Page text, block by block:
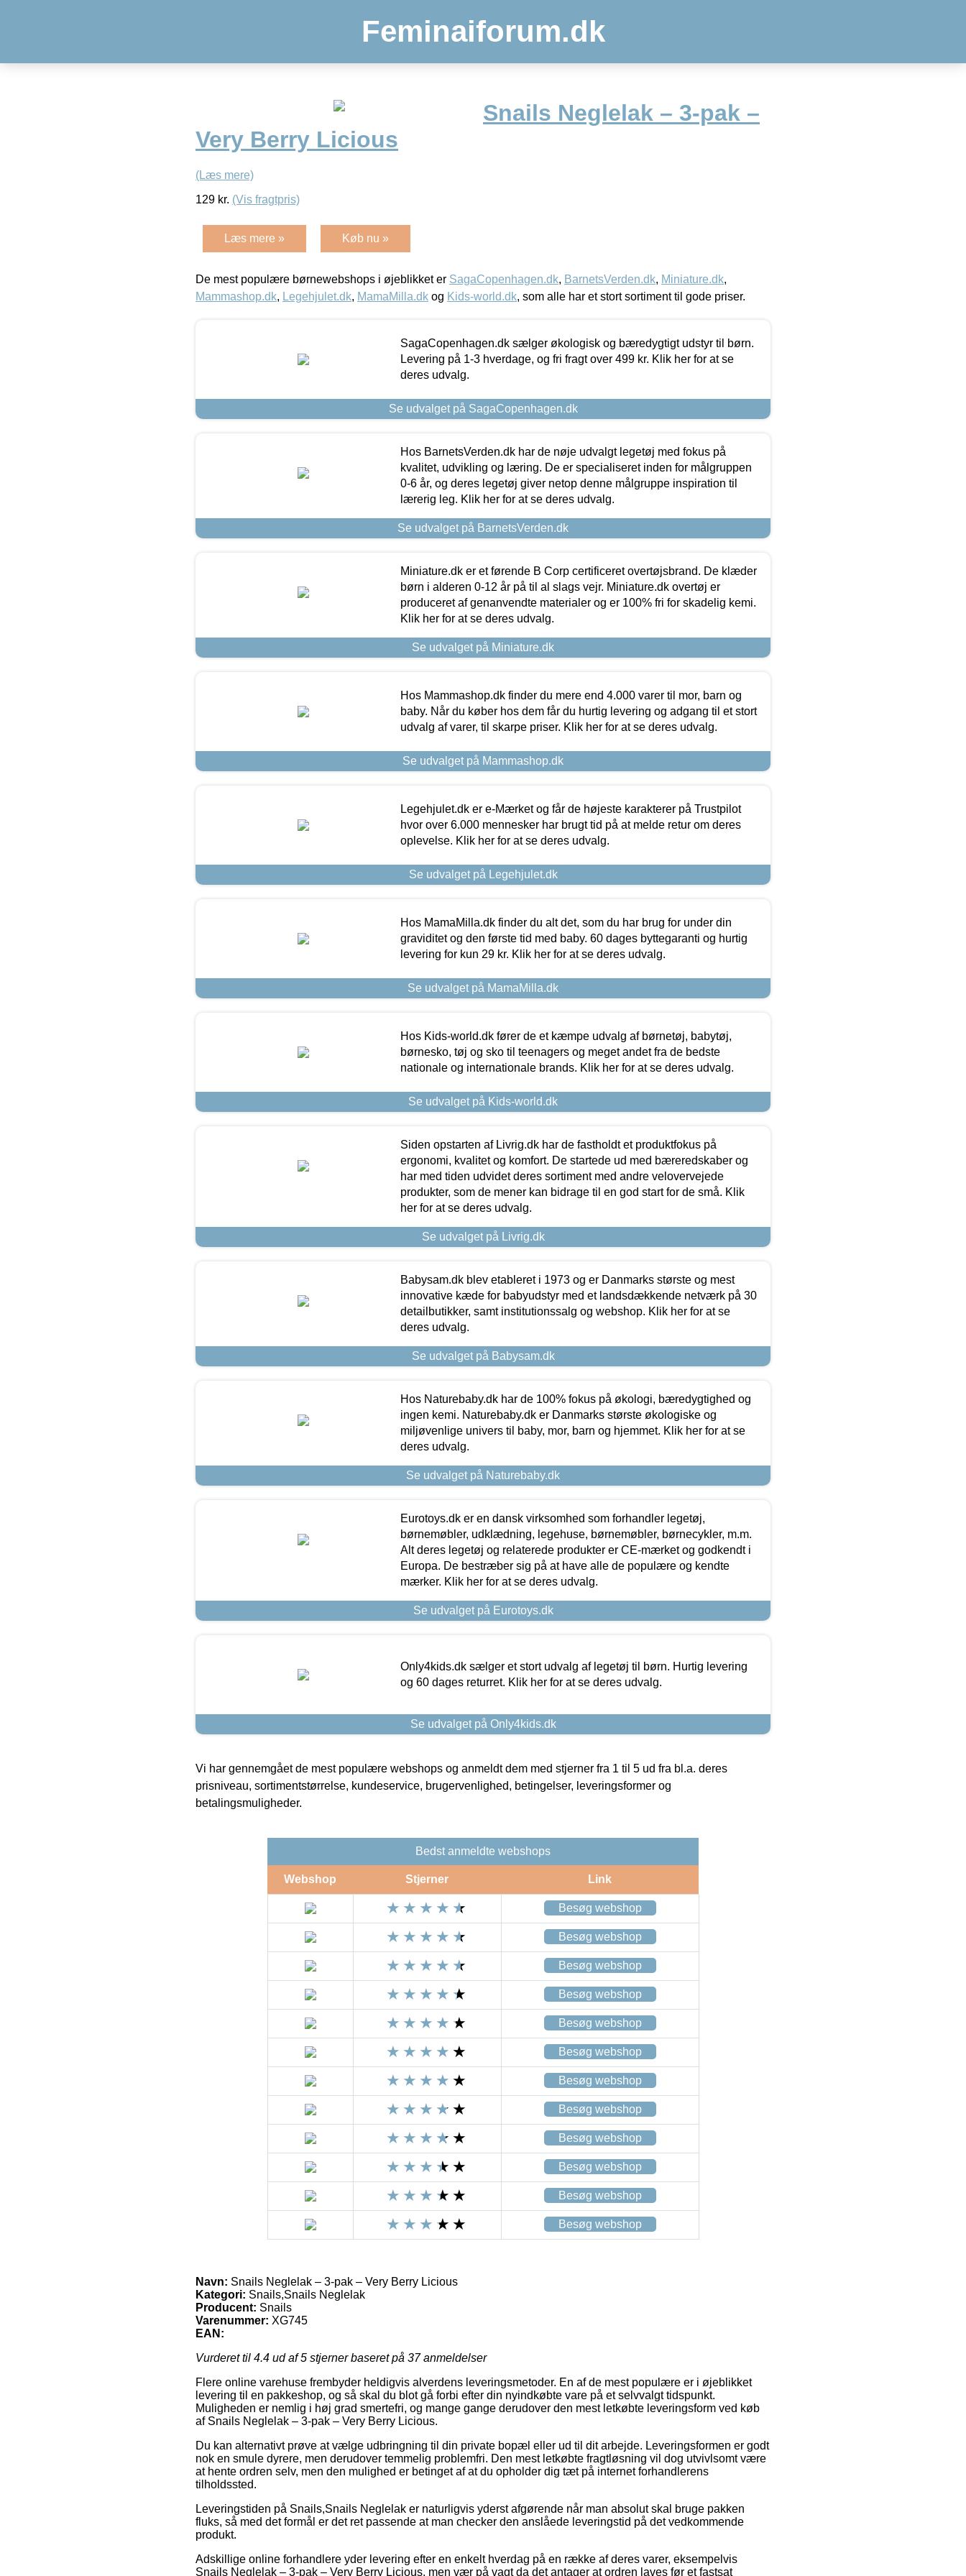
Feminaiforum.dk
Snails Neglelak – 3-pak –
Very Berry Licious
(Læs mere)
129 kr. (Vis fragtpris)
Læs mere » Køb nu »
De mest populære børnewebshops i øjeblikket er SagaCopenhagen.dk, BarnetsVerden.dk, Miniature.dk,
Mammashop.dk, Legehjulet.dk, MamaMilla.dk og Kids-world.dk, som alle har et stort sortiment til gode priser.
SagaCopenhagen.dk sælger økologisk og bæredygtigt udstyr til børn.
Levering på 1-3 hverdage, og fri fragt over 499 kr. Klik her for at se
deres udvalg.
Se udvalget på SagaCopenhagen.dk
Hos BarnetsVerden.dk har de nøje udvalgt legetøj med fokus på
kvalitet, udvikling og læring. De er specialiseret inden for målgruppen
0-6 år, og deres legetøj giver netop denne målgruppe inspiration til
lærerig leg. Klik her for at se deres udvalg.
Se udvalget på BarnetsVerden.dk
Miniature.dk er et førende B Corp certificeret overtøjsbrand. De klæder
børn i alderen 0-12 år på til al slags vejr. Miniature.dk overtøj er
produceret af genanvendte materialer og er 100% fri for skadelig kemi.
Klik her for at se deres udvalg.
Se udvalget på Miniature.dk
Hos Mammashop.dk finder du mere end 4.000 varer til mor, barn og
baby. Når du køber hos dem får du hurtig levering og adgang til et stort
udvalg af varer, til skarpe priser. Klik her for at se deres udvalg.
Se udvalget på Mammashop.dk
Legehjulet.dk er e-Mærket og får de højeste karakterer på Trustpilot
hvor over 6.000 mennesker har brugt tid på at melde retur om deres
oplevelse. Klik her for at se deres udvalg.
Se udvalget på Legehjulet.dk
Hos MamaMilla.dk finder du alt det, som du har brug for under din
graviditet og den første tid med baby. 60 dages byttegaranti og hurtig
levering for kun 29 kr. Klik her for at se deres udvalg.
Se udvalget på MamaMilla.dk
Hos Kids-world.dk fører de et kæmpe udvalg af børnetøj, babytøj,
børnesko, tøj og sko til teenagers og meget andet fra de bedste
nationale og internationale brands. Klik her for at se deres udvalg.
Se udvalget på Kids-world.dk
Siden opstarten af Livrig.dk har de fastholdt et produktfokus på
ergonomi, kvalitet og komfort. De startede ud med bæreredskaber og
har med tiden udvidet deres sortiment med andre velovervejede
produkter, som de mener kan bidrage til en god start for de små. Klik
her for at se deres udvalg.
Se udvalget på Livrig.dk
Babysam.dk blev etableret i 1973 og er Danmarks største og mest
innovative kæde for babyudstyr med et landsdækkende netværk på 30
detailbutikker, samt institutionssalg og webshop. Klik her for at se
deres udvalg.
Se udvalget på Babysam.dk
Hos Naturebaby.dk har de 100% fokus på økologi, bæredygtighed og
ingen kemi. Naturebaby.dk er Danmarks største økologiske og
miljøvenlige univers til baby, mor, barn og hjemmet. Klik her for at se
deres udvalg.
Se udvalget på Naturebaby.dk
Eurotoys.dk er en dansk virksomhed som forhandler legetøj,
børnemøbler, udklædning, legehuse, børnemøbler, børnecykler, m.m.
Alt deres legetøj og relaterede produkter er CE-mærket og godkendt i
Europa. De bestræber sig på at have alle de populære og kendte
mærker. Klik her for at se deres udvalg.
Se udvalget på Eurotoys.dk
Only4kids.dk sælger et stort udvalg af legetøj til børn. Hurtig levering
og 60 dages returret. Klik her for at se deres udvalg.
Se udvalget på Only4kids.dk
Vi har gennemgået de mest populære webshops og anmeldt dem med stjerner fra 1 til 5 ud fra bl.a. deres
prisniveau, sortimentstørrelse, kundeservice, brugervenlighed, betingelser, leveringsformer og
betalingsmuligheder.
Bedst anmeldte webshops
Webshop Stjerner Link
Besøg webshop
Besøg webshop
Besøg webshop
Besøg webshop
Besøg webshop
Besøg webshop
Besøg webshop
Besøg webshop
Besøg webshop
Besøg webshop
Besøg webshop
Besøg webshop
Navn: Snails Neglelak – 3-pak – Very Berry Licious
Kategori: Snails,Snails Neglelak
Producent: Snails
Varenummer: XG745
EAN:
Vurderet til 4.4 ud af 5 stjerner baseret på 37anmeldelser
Flere online varehuse frembyder heldigvis alverdens leveringsmetoder. En af de mest populære er i øjeblikket
levering til en pakkeshop, og så skal du blot gå forbi efter din nyindkøbte vare på et selvvalgt tidspunkt.
Muligheden er nemlig i høj grad smertefri, og mange gange derudover den mest letkøbte leveringsform ved køb
af Snails Neglelak – 3-pak – Very Berry Licious.
Du kan alternativt prøve at vælge udbringning til din private bopæl eller ud til dit arbejde. Leveringsformen er godt
nok en smule dyrere, men derudover temmelig problemfri. Den mest letkøbte fragtløsning vil dog utvivlsomt være
at hente ordren selv, men den mulighed er betinget af at du opholder dig tæt på internet forhandlerens
tilholdssted.
Leveringstiden på Snails,Snails Neglelak er naturligvis yderst afgørende når man absolut skal bruge pakken
fluks, så med det formål er det ret passende at man checker den anslåede leveringstid på det vedkommende
produkt.
Adskillige online forhandlere yder levering efter en enkelt hverdag på en række af deres varer, eksempelvis
Snails Neglelak – 3-pak – Very Berry Licious, men vær på vagt da det antager at ordren laves før et fastsat